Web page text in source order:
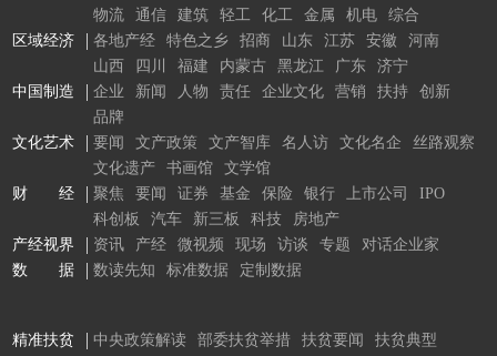
物流
通信 建筑 轻工 化工 金属 机电
综合
区域经济
各地产经 特色之乡 招商 山东 江苏 安徽
河南
山西
四川 福建 内蒙古 黑龙江 广东
济宁
中国制造
企业 新闻 人物 责任 企业文化 营销 扶持
创新
品牌
文化艺术
要闻 文产政策 文产智库 名人访 文化名企
丝路观察
文化遗产
书画馆
文学馆
财 经
聚焦 要闻 证券 基金 保险 银行 上市公司
IPO
科创板
汽车 新三板 科技
房地产
产经视界
资讯 产经 微视频 现场 访谈 专题
对话企业家
数 据
数读先知 标准数据 定制数据
精准扶贫 中央政策解读 部委扶贫举措 扶贫要闻 扶贫典型